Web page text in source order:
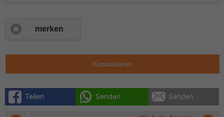
merken
Kontaktieren
Teilen Senden Senden